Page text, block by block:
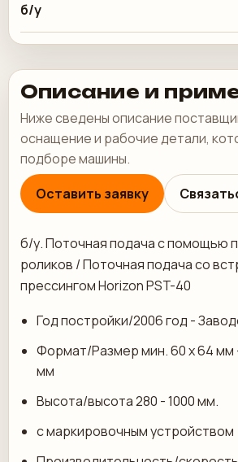
б/у
Описание и
Ниже сведены описание
оснащение и рабочие детали,
подборе машины.
Оставить заявку
б/у. Поточная подача с помощью
роликов / Поточная подача со
прессингом Horizon PST-40
Год постройки/2006 год -
Формат/Размер мин. 60 х 64 мм
мм
Высота/высота 280 - 1000 мм.
с маркировочным устройством